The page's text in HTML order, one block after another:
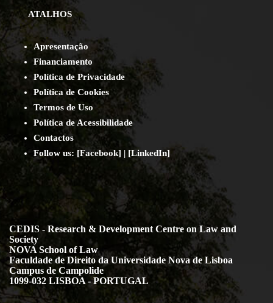
ATALHOS
Apresentação
Financiamento
Política de Privacidade
Política de Cookies
Termos de Uso
Política de Acessibilidade
Contactos
Follow us: [Facebook] | [LinkedIn]
CEDIS - Research & Development Centre on Law and
Society
NOVA School of Law
Faculdade de Direito da Universidade Nova de Lisboa
Campus de Campolide
1099-032 LISBOA - PORTUGAL